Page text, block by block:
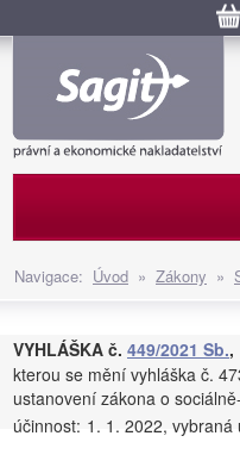
Navigace: Úvod » Zákony »
VYHLÁŠKA č. 449/2021 Sb.,
kterou se mění vyhláška č.
ustanovení zákona o
účinnost: 1. 1. 2022,